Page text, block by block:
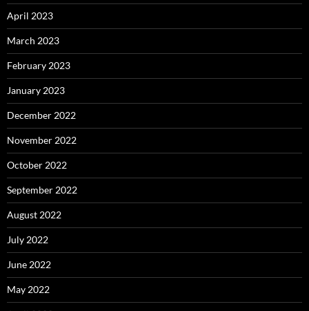
April 2023
March 2023
February 2023
January 2023
December 2022
November 2022
October 2022
September 2022
August 2022
July 2022
June 2022
May 2022